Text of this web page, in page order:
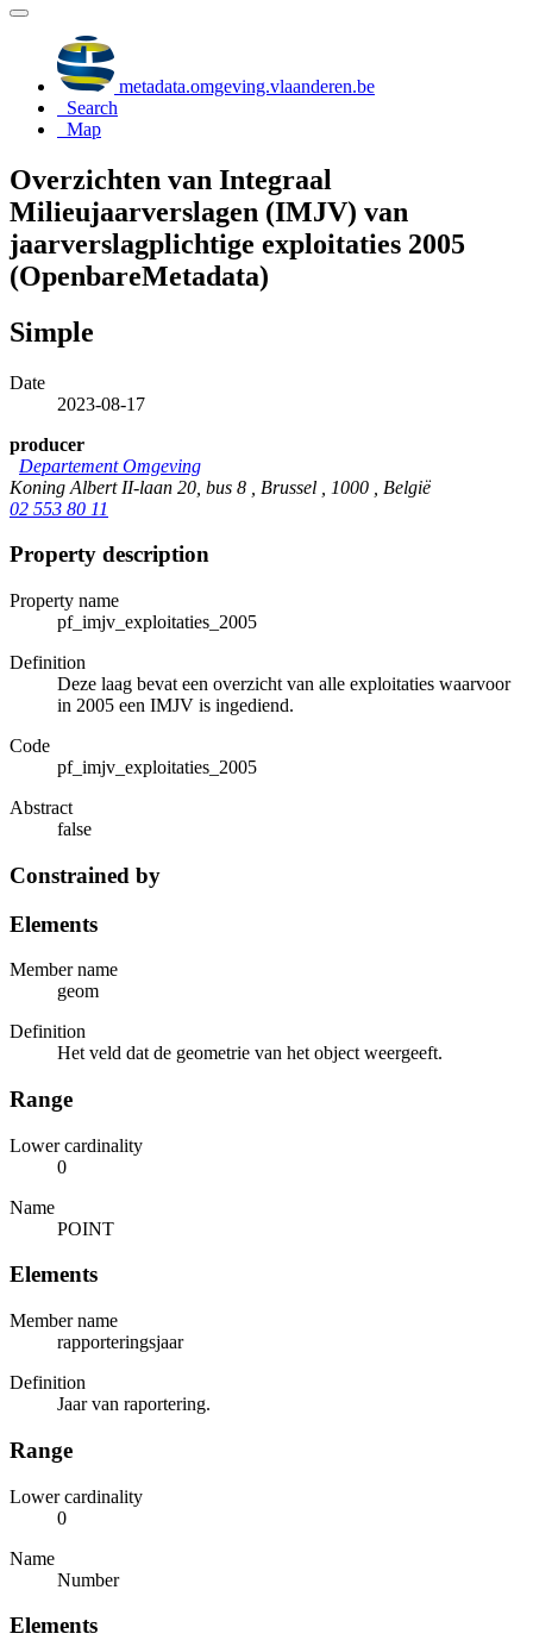
metadata.omgeving.vlaanderen.be
Search
Map
Overzichten van Integraal
Milieujaarverslagen (IMJV) van
jaarverslagplichtige exploitaties 2005
(OpenbareMetadata)
Simple
Date
2023-08-17
producer
Departement Omgeving
Koning Albert II-laan 20, bus 8 , Brussel , 1000 , België
02 553 80 11
Property description
Property name
pf_imjv_exploitaties_2005
Definition
Deze laag bevat een overzicht van alle exploitaties waarvoor
in 2005 een IMJV is ingediend.
Code
pf_imjv_exploitaties_2005
Abstract
false
Constrained by
Elements
Member name
geom
Definition
Het veld dat de geometrie van het object weergeeft.
Range
Lower cardinality
0
Name
POINT
Elements
Member name
rapporteringsjaar
Definition
Jaar van raportering.
Range
Lower cardinality
0
Name
Number
Elements